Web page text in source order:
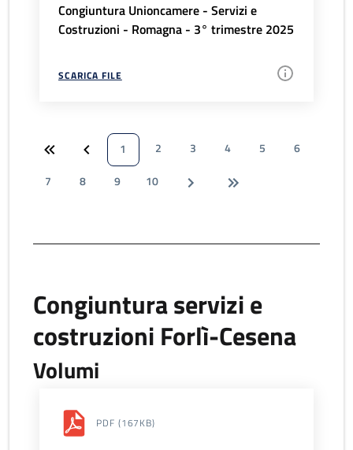
Congiuntura Unioncamere - Servizi e
Costruzioni - Romagna - 3° trimestre 2025
SCARICA FILE
1 2 3 4 5
6
7
8 9 10
Congiuntura servizi e
costruzioni Forlì-Cesena
Volumi
PDF (167KB)